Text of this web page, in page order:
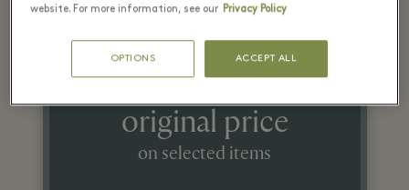
Up to 50% off the
original price
on selected items
website. For more information, see our Privacy Policy
OPTIONS ACCEPT ALL